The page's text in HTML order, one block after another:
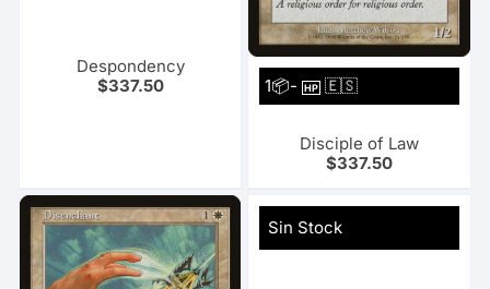
Despondency
$337.50 1📦-HP 🇪🇸
Disciple of Law
$337.50
Sin Stock